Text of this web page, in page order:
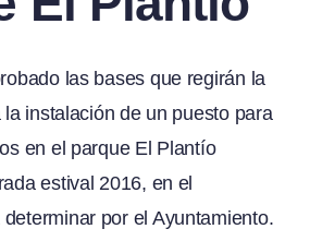
las bases que regirán la
instalación de un puesto para
en el parque El Plantío
estival 2016, en el
por el Ayuntamiento.